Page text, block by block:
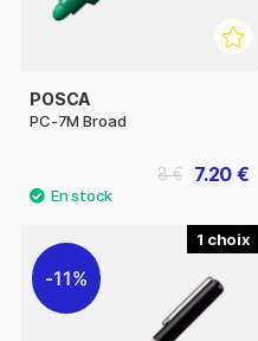
POSCA
PC-7M Broad
7.20 €
8 €
1
11%